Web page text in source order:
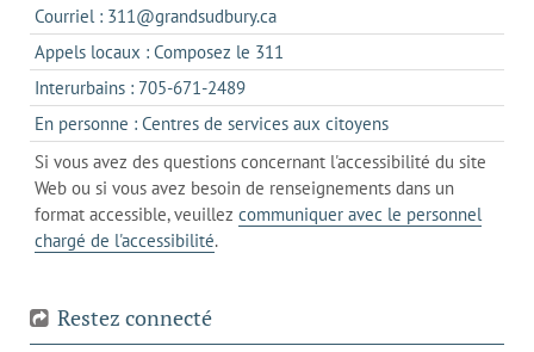
dans
un
nouvel
Courriel : 311@grandsudbury.cas'ouvre
dans
votre
de
messagerie
Appels locaux : Composez le 311
dans
un
client
de
votre
téléphone
Interurbains : 705-671-2489s'ouvre
dans
un
client
de
votre
En personne : Centres de services aux citoyenss'ouvre
dans
l'onglet
actuel
Si vous avez des questions concernant l'accessibilité du site
Web ou si vous avez besoin de renseignements dans un
format accessible, veuillez communiquer avec le personnel
chargé de l'accessibilité.
Restez connecté